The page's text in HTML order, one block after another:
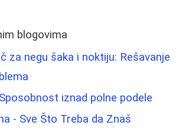
blogovima
za negu šaka i noktiju: Rešavanje
iznad polne podele
- Sve Što Treba da Znaš